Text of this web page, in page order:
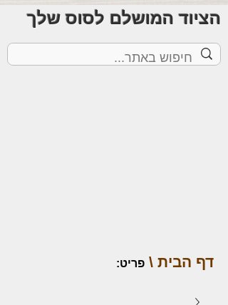
הציוד המושלם לסוס שלך
דף הבית \ פריט: